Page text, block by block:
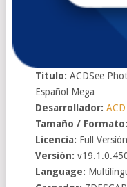
Título: ACDSee
Español Mega
Desarrollador:
Tamaño / Formato:
Licencia: Full Versión
Versión:
Language: